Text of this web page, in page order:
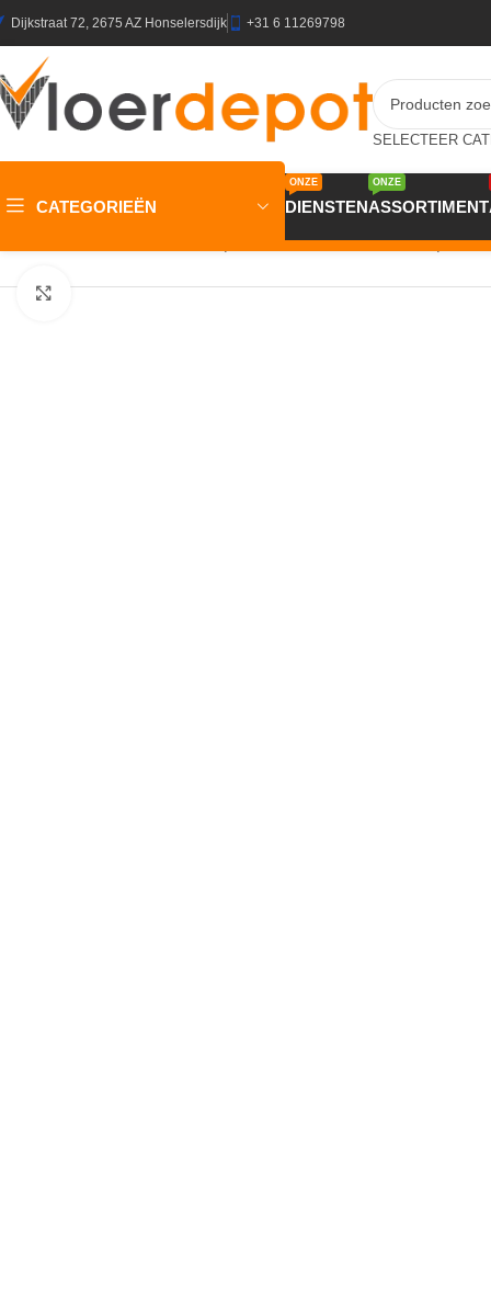
Dijkstraat 72, 2675 AZ Honselersdijk +31 6 11269798
CATEGORIEËN DIENSTEN
ONZE
ASSORTIMENT
ONZE
Wandpanelen/Akoestische
Klik om te vergroten